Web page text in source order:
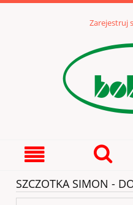
Zarejestruj
SZCZOTKA SIMON -